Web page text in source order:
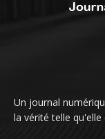
Un journal
la vérité telle